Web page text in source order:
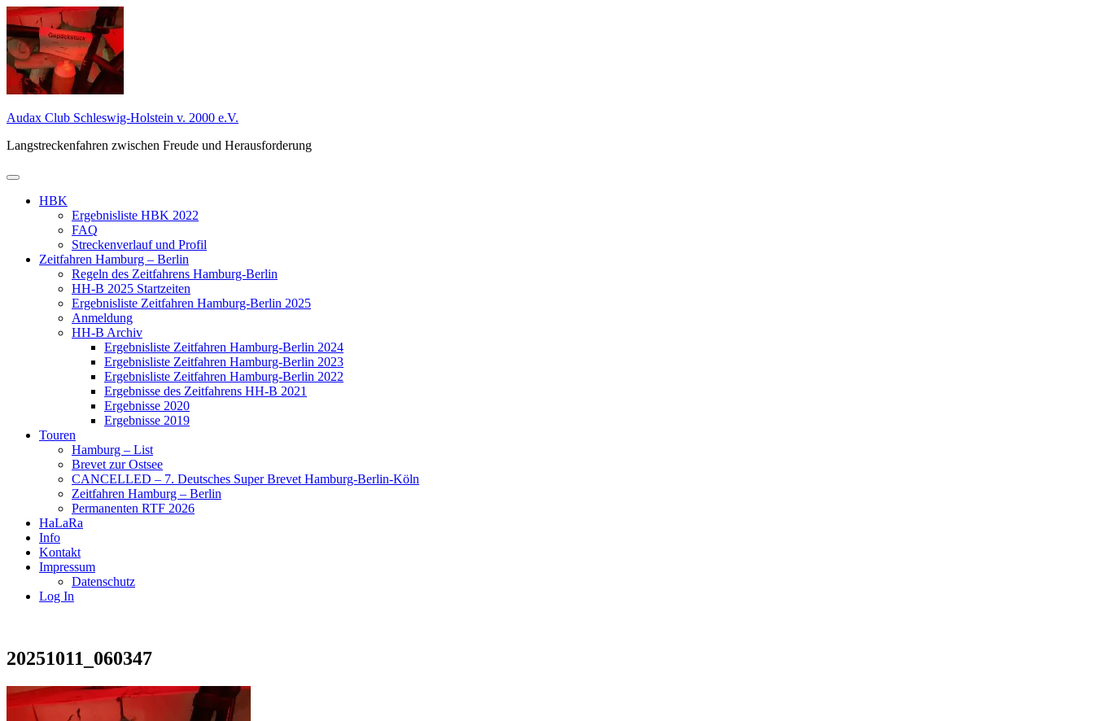
Zum
Inhalt
springen
Audax Club Schleswig-Holstein v. 2000 e.V.
Langstreckenfahren zwischen Freude und Herausforderung
Primäres
HBK
Ergebnisliste HBK 2022
FAQ
Streckenverlauf und Profil
Zeitfahren Hamburg – Berlin
Regeln des Zeitfahrens Hamburg-Berlin
HH-B 2025 Startzeiten
Ergebnisliste Zeitfahren Hamburg-Berlin 2025
Anmeldung
HH-B Archiv
Ergebnisliste Zeitfahren Hamburg-Berlin 2024
Ergebnisliste Zeitfahren Hamburg-Berlin 2023
Ergebnisliste Zeitfahren Hamburg-Berlin 2022
Ergebnisse des Zeitfahrens HH-B 2021
Ergebnisse 2020
Ergebnisse 2019
Touren
Hamburg – List
Brevet zur Ostsee
CANCELLED – 7. Deutsches Super Brevet Hamburg-Berlin-Köln
Zeitfahren Hamburg – Berlin
Permanenten RTF 2026
HaLaRa
Info
Kontakt
Impressum
Datenschutz
Log In
20251011_060347